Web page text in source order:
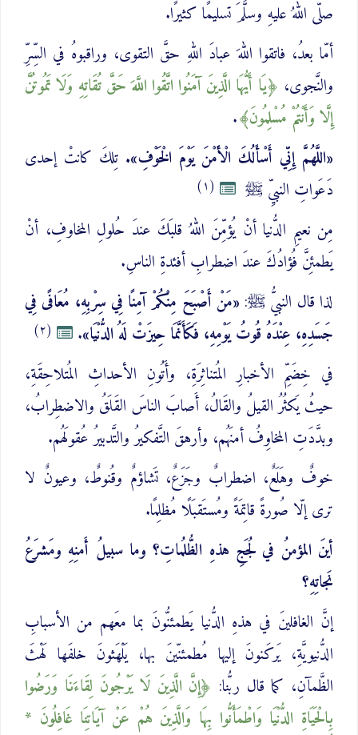
صلّى اللهُ عليهِ وسلَّمَ تسليمًا كثيرًا.
أمّا بعدُ، فاتقوا اللهَ عبادَ اللهِ حقَّ التقوى، وراقبوهُ في السِّرِّ
والنَّجوى،
يَا أَيُّهَا الَّذِينَ آمَنُوا اتَّقُوا اللَّهَ حَقَّ تُقَاتِهِ وَلَا تَمُوتُنَّ
إِلَّا وَأَنْتُمْ مُسْلِمُونَ .
«اللَّهُمَّ إِنِّي أَسْأَلُكَ الْأَمْنَ يَوْمَ الْخَوْفِ». تِلكَ كانتْ إحدى
دَعَواتِ النبيِّ ﷺ
(١)
مِن نعيمِ الدُّنيا أنْ يُؤمِّنَ اللهُ قلبَكَ عندَ حُلولِ المخاوفِ، أنْ
يَطمئِنَّ فُؤادُكَ عندَ اضطرابِ أفئدةِ الناسِ.
لذا قال النبيُّ ﷺ: «مَنْ أَصْبَحَ مِنْكُمْ آمِنًا فِي سِرْبِهِ، مُعَافًى فِي
جَسَدِهِ، عِنْدَهُ قُوتُ يَوْمِهِ، فَكَأَنَّمَا حِيزَتْ لَهُ الدُّنْيَا». (٢)
في خِضَمِّ الأخبارِ المُتناثِرَةِ، وأَتُونِ الأحداثِ المُتلاحِقَةِ،
حيثُ يَكثُرُ القيلُ والقَالُ، أَصابَ الناسَ القَلَقُ والاضطِرابُ،
وبدَّدَتِ المخاوِفُ أمنَهُم، وأرهقَ التَّفكيرُ والتَّدبيرُ عُقولَهُم.
خوفٌ وهَلَعٌ، اضطرابٌ وجَزَعٌ، تَشاؤمٌ وقُنوطٌ، وعيونٌ لا
ترى إلّا صُورةً قاتِمَةً ومُستَقبَلًا مُظلِمًا.
أينَ المؤمنُ في لُجَجِ هذهِ الظُّلُماتِ؟ وما سبيلُ أَمنِهِ ومَشرَعُ
نَجاتِهِ؟
إنَّ الغافلينَ في هذهِ الدُّنيا يَطمئنُّونَ بما معَهم من الأسبابِ
الدُّنيويَّةِ، يَركَنونَ إليها مُطمئنّينَ بها، يَلْهَثونَ خلفَها لَهْثَ
الظَّمآنِ، كما قال ربُّنا:
إِنَّ الَّذِينَ ‌لَا ‌يَرْجُونَ لِقَاءَنَا وَرَضُوا
بِالْحَيَاةِ الدُّنْيَا وَاطْمَأَنُّوا بِهَا وَالَّذِينَ هُمْ عَنْ آيَاتِنَا غَافِلُونَ *